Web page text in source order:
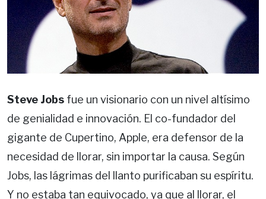
Steve Jobs fue un visionario con un nivel altísimo
de genialidad e innovación. El co-fundador del
gigante de Cupertino, Apple, era defensor de la
necesidad de llorar, sin importar la causa. Según
Jobs, las lágrimas del llanto purificaban su espíritu.
Y no estaba tan equivocado, ya que al llorar, el